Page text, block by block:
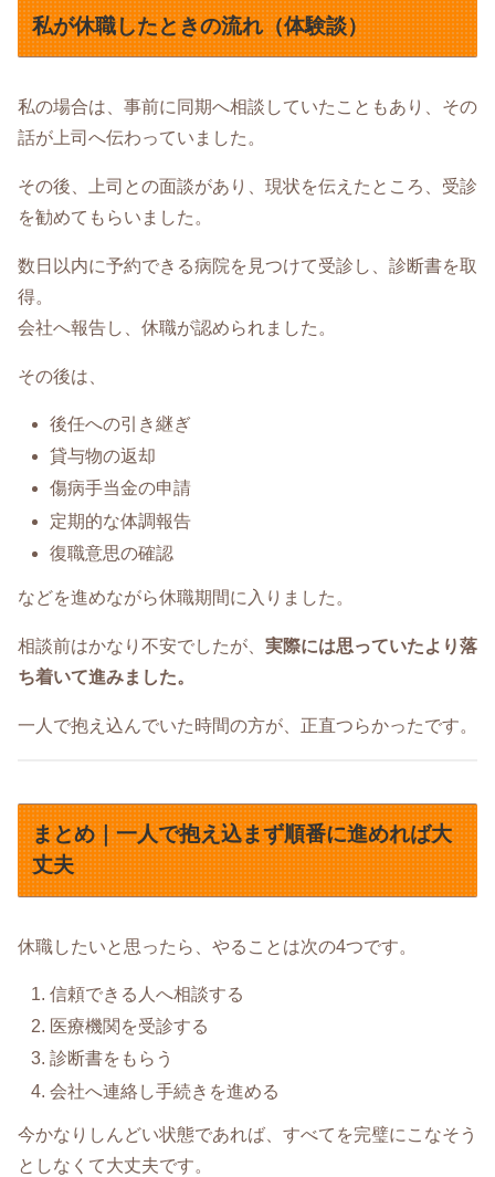
私が休職したときの流れ（体験談）
私の場合は、事前に同期へ相談していたこともあり、その
話が上司へ伝わっていました。
その後、上司との面談があり、現状を伝えたところ、受診
を勧めてもらいました。
数日以内に予約できる病院を見つけて受診し、診断書を取
得。
会社へ報告し、休職が認められました。
その後は、
後任への引き継ぎ
貸与物の返却
傷病手当金の申請
定期的な体調報告
復職意思の確認
などを進めながら休職期間に入りました。
相談前はかなり不安でしたが、 実際には思っていたより落
ち着いて進みました。
一人で抱え込んでいた時間の方が、正直つらかったです。
まとめ｜一人で抱え込まず順番に進めれば大
丈夫
休職したいと思ったら、やることは次の4つです。
信頼できる人へ相談する
医療機関を受診する
診断書をもらう
会社へ連絡し手続きを進める
今かなりしんどい状態であれば、すべてを完璧にこなそう
としなくて大丈夫です。